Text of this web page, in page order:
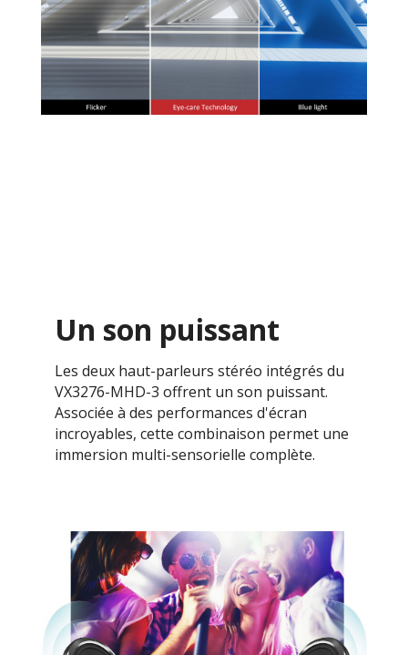
Un son puissant
Les deux haut-parleurs stéréo intégrés du
VX3276-MHD-3 offrent un son puissant.
Associée à des performances d'écran
incroyables, cette combinaison permet une
immersion multi-sensorielle complète.